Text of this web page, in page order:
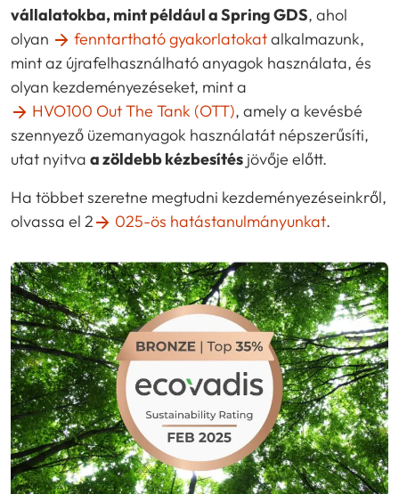
vállalatokba, mint például a Spring GDS, ahol
olyan
fenntartható gyakorlatokatalkalmazunk,
mint az újrafelhasználható anyagok használata, és
olyan kezdeményezéseket, mint a
HVO100 Out The Tank (OTT), amely a kevésbé
szennyező üzemanyagok használatát népszerűsíti,
utat nyitva a zöldebb kézbesítés jövője előtt.
Ha többet szeretne megtudni kezdeményezéseinkről,
olvassa el 2
025-ös hatástanulmányunkat.